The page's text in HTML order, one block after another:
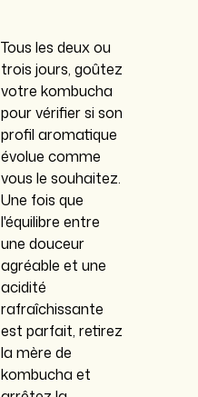
Tous les deux ou
trois jours, goûtez
votre kombucha
pour vérifier si son
profil aromatique
évolue comme
vous le souhaitez.
Une fois que
l'équilibre entre
une douceur
agréable et une
acidité
rafraîchissante
est parfait, retirez
la mère de
kombucha et